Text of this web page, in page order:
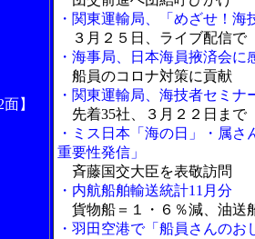
】
・関東運輸局、「めざせ！海
３月２５日、ライブ配信で
・海事局、日本海員掖済会に
船員のコロナ対策に貢献
・関東運輸局、海技者セミナ
先着35社、３月２２日まで
・ミス日本「海の日」・属
重要性発信」
斉藤国交大臣を表敬訪問
・内航船舶輸送統計11月分
貨物船＝１・６％減、油送
・羽田空港で「船員さんのお